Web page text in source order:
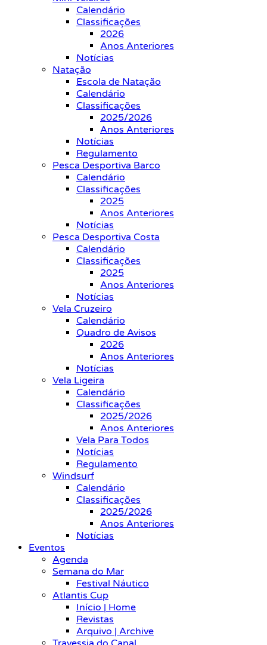
Calendário
Classificações
2026
Anos Anteriores
Notícias
Natação
Escola de Natação
Calendário
Classificações
2025/2026
Anos Anteriores
Notícias
Regulamento
Pesca Desportiva Barco
Calendário
Classificações
2025
Anos Anteriores
Notícias
Pesca Desportiva Costa
Calendário
Classificações
2025
Anos Anteriores
Notícias
Vela Cruzeiro
Calendário
Quadro de Avisos
2026
Anos Anteriores
Notícias
Vela Ligeira
Calendário
Classificações
2025/2026
Anos Anteriores
Vela Para Todos
Notícias
Regulamento
Windsurf
Calendário
Classificações
2025/2026
Anos Anteriores
Notícias
Eventos
Agenda
Semana do Mar
Festival Náutico
Atlantis Cup
Início | Home
Revistas
Arquivo | Archive